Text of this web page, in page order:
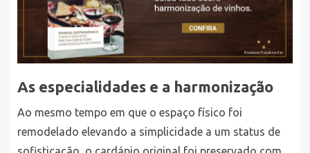
As especialidades e a harmonização
Ao mesmo tempo em que o espaço físico foi
remodelado elevando a simplicidade a um status de